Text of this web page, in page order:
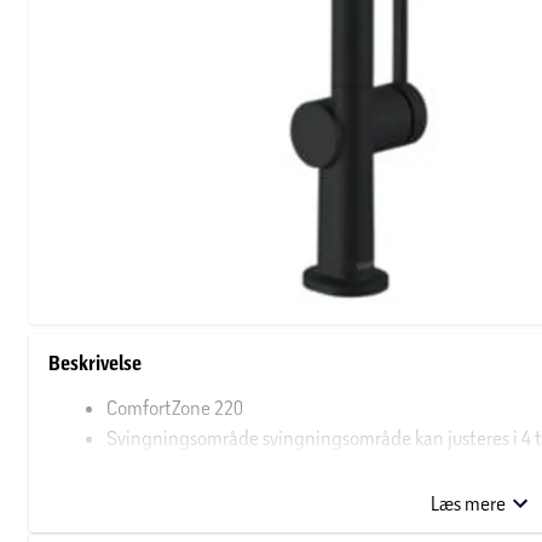
Beskrivelse
ComfortZone 220
Svingningsområde svingningsområde kan justeres i 4
Maksimal gennemstrømsmængde ved 3 bar: 9 l/min
Keramisk kartusche
Læs mere